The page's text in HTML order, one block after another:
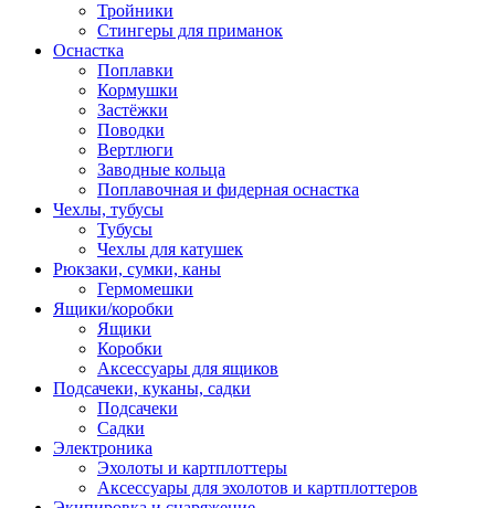
Тройники
Стингеры для приманок
Оснастка
Поплавки
Кормушки
Застёжки
Поводки
Вертлюги
Заводные кольца
Поплавочная и фидерная оснастка
Чехлы, тубусы
Тубусы
Чехлы для катушек
Рюкзаки, сумки, каны
Гермомешки
Ящики/коробки
Ящики
Коробки
Аксессуары для ящиков
Подсачеки, куканы, садки
Подсачеки
Садки
Электроника
Эхолоты и картплоттеры
Аксессуары для эхолотов и картплоттеров